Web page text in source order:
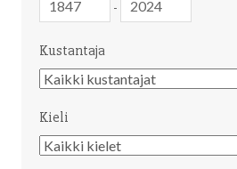
-
Kustantaja
Kustantaja
Kieli
Kieli